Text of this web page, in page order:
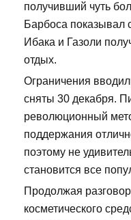
получивший чуть
Барбоса показывал
Ибака и Газоли
отдых.
Ограничения
сняты 30 декабря.
революционный
поддержания
поэтому не
становится все
Продолжая
косметического